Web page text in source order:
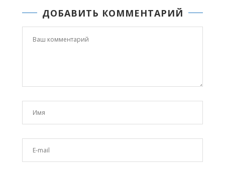
ДОБАВИТЬ КОММЕНТАРИЙ